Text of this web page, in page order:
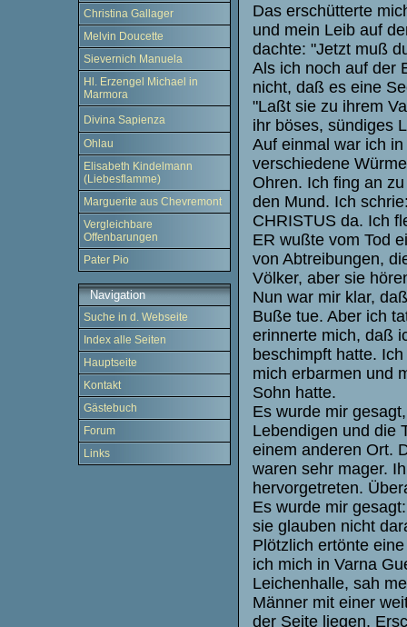
Christina Gallager
Melvin Doucette
Sievernich Manuela
Hl. Erzengel Michael in
Marmora
Divina Sapienza
Ohlau
Elisabeth Kindelmann
(Liebesflamme)
Marguerite aus Chevremont
Vergleichbare
Offenbarungen
Pater Pio
Navigation
Suche in d. Webseite
Index alle Seiten
Hauptseite
Kontakt
Gästebuch
Forum
Links
Das erschütterte
und mein Leib auf
dachte: "Jetzt muß
Als ich noch auf der
nicht, daß es eine
"Laßt sie zu ihrem
ihr böses, sündiges
Auf einmal war ich
verschiedene
Ohren. Ich fing an
den Mund. Ich
CHRISTUS da. Ich
ER wußte vom Tod
von Abtreibungen,
Völker, aber sie
Nun war mir klar,
Buße tue. Aber ich
erinnerte mich, daß
beschimpft hatte.
mich erbarmen und
Sohn hatte.
Es wurde mir
Lebendigen und die
einem anderen Ort.
waren sehr mager.
hervorgetreten.
Es wurde mir
sie glauben nicht
Plötzlich ertönte
ich mich in Varna
Leichenhalle, sah
Männer mit einer
der Seite liegen.